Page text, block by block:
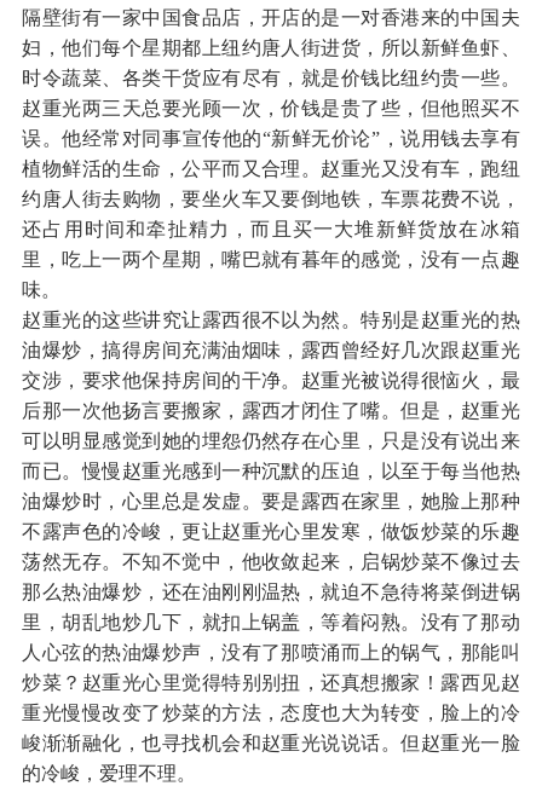
隔壁街有一家中国食品店，开店的是一对香港来的中国夫
妇，他们每个星期都上纽约唐人街进货，所以新鲜鱼虾、
时令蔬菜、各类干货应有尽有，就是价钱比纽约贵一些。
赵重光两三天总要光顾一次，价钱是贵了些，但他照买不
误。他经常对同事宣传他的“新鲜无价论”，说用钱去享有
植物鲜活的生命，公平而又合理。赵重光又没有车，跑纽
约唐人街去购物，要坐火车又要倒地铁，车票花费不说，
还占用时间和牵扯精力，而且买一大堆新鲜货放在冰箱
里，吃上一两个星期，嘴巴就有暮年的感觉，没有一点趣
味。
赵重光的这些讲究让露西很不以为然。特别是赵重光的热
油爆炒，搞得房间充满油烟味，露西曾经好几次跟赵重光
交涉，要求他保持房间的干净。赵重光被说得很恼火，最
后那一次他扬言要搬家，露西才闭住了嘴。但是，赵重光
可以明显感觉到她的埋怨仍然存在心里，只是没有说出来
而已。慢慢赵重光感到一种沉默的压迫，以至于每当他热
油爆炒时，心里总是发虚。要是露西在家里，她脸上那种
不露声色的冷峻，更让赵重光心里发寒，做饭炒菜的乐趣
荡然无存。不知不觉中，他收敛起来，启锅炒菜不像过去
那么热油爆炒，还在油刚刚温热，就迫不急待将菜倒进锅
里，胡乱地炒几下，就扣上锅盖，等着闷熟。没有了那动
人心弦的热油爆炒声，没有了那喷涌而上的锅气，那能叫
炒菜？赵重光心里觉得特别别扭，还真想搬家！露西见赵
重光慢慢改变了炒菜的方法，态度也大为转变，脸上的冷
峻渐渐融化，也寻找机会和赵重光说说话。但赵重光一脸
的冷峻，爱理不理。